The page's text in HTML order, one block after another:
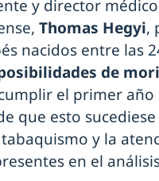
y director
Thomas Hegyi,
nacidos entre las
de
el primer año
que esto
y la
en el